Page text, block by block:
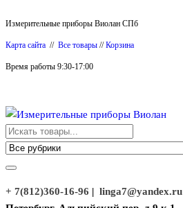
к
содержимому
Измерительные приборы Виолан СПб
Карта сайта // Все товары //Корзина
Время работы 9:30-17:00
Измерительные приборы Виолан
+ 7(812)360-16-96 | linga7@yandex.ru